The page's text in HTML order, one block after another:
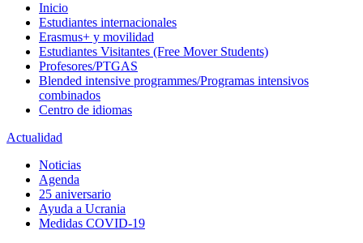
Inicio
Estudiantes internacionales
Erasmus+ y movilidad
Estudiantes Visitantes (Free Mover Students)
Profesores/PTGAS
Blended intensive programmes/Programas intensivos
combinados
Centro de idiomas
Actualidad
Noticias
Agenda
25 aniversario
Ayuda a Ucrania
Medidas COVID-19